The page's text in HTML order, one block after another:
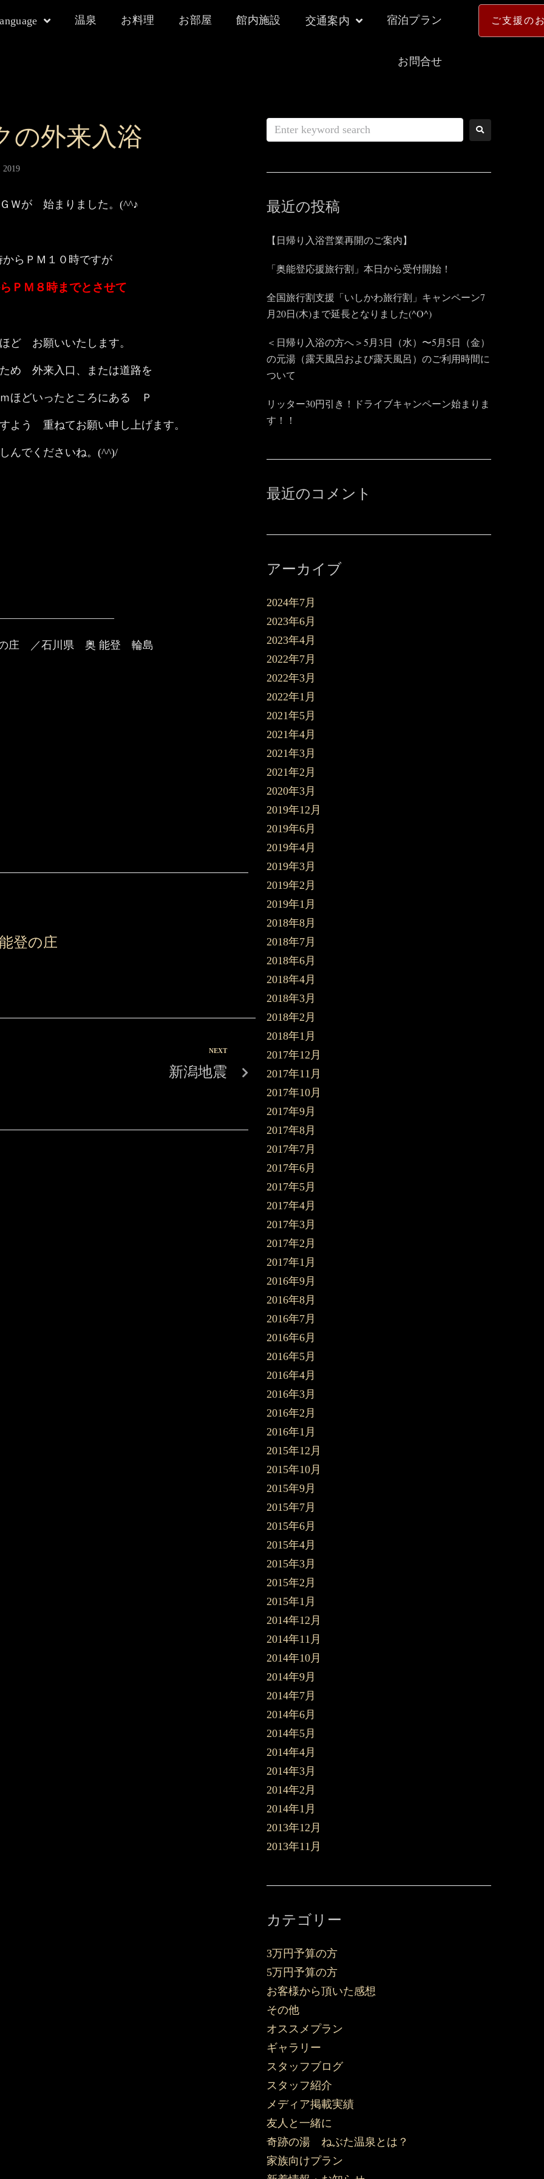
温泉 お料理 お部屋 館内施設 交通案内 宿泊プラン
お問合せ
ご支援の
の外来入浴
2019
Ｗが 始まりました。(^^♪
らＰＭ１０時ですが
ＰＭ８時までとさせて
ど お願いいたします。
め 外来入口、または道路を
ほどいったところにある Ｐ
よう 重ねてお願い申し上げます。
でくださいね。(^^)/
の庄 ／石川県 奥 能登 輪島
登の庄
NEXT
新潟地震
最近の投稿
【日帰り入浴営業再開のご案内】
「奥能登応援旅行割」本日から受付開始！
全国旅行割支援「いしかわ旅行割」キャンペーン7
月20日(木)まで延長となりました(^O^)
＜日帰り入浴の方へ＞5月3日（水）〜5月5日（金）
の元湯（露天風呂および露天風呂）のご利用時間に
ついて
リッター30円引き！ドライブキャンペーン始まりま
す！！
最近のコメント
アーカイブ
2024年7月
2023年6月
2023年4月
2022年7月
2022年3月
2022年1月
2021年5月
2021年4月
2021年3月
2021年2月
2020年3月
2019年12月
2019年6月
2019年4月
2019年3月
2019年2月
2019年1月
2018年8月
2018年7月
2018年6月
2018年4月
2018年3月
2018年2月
2018年1月
2017年12月
2017年11月
2017年10月
2017年9月
2017年8月
2017年7月
2017年6月
2017年5月
2017年4月
2017年3月
2017年2月
2017年1月
2016年9月
2016年8月
2016年7月
2016年6月
2016年5月
2016年4月
2016年3月
2016年2月
2016年1月
2015年12月
2015年10月
2015年9月
2015年7月
2015年6月
2015年4月
2015年3月
2015年2月
2015年1月
2014年12月
2014年11月
2014年10月
2014年9月
2014年7月
2014年6月
2014年5月
2014年4月
2014年3月
2014年2月
2014年1月
2013年12月
2013年11月
カテゴリー
3万円予算の方
5万円予算の方
お客様から頂いた感想
その他
オススメプラン
ギャラリー
スタッフブログ
スタッフ紹介
メディア掲載実績
友人と一緒に
奇跡の湯 ねぶた温泉とは？
家族向けプラン